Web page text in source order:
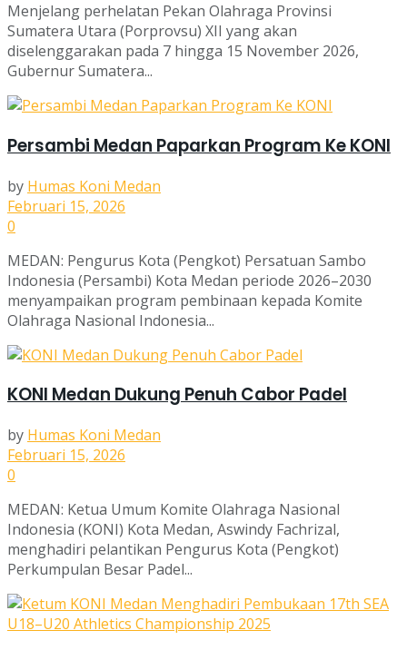
Menjelang perhelatan Pekan Olahraga Provinsi
Sumatera Utara (Porprovsu) XII yang akan
diselenggarakan pada 7 hingga 15 November 2026,
Gubernur Sumatera...
Persambi Medan Paparkan Program Ke KONI
by Humas Koni Medan
Februari 15, 2026
0
MEDAN: Pengurus Kota (Pengkot) Persatuan Sambo
Indonesia (Persambi) Kota Medan periode 2026–2030
menyampaikan program pembinaan kepada Komite
Olahraga Nasional Indonesia...
KONI Medan Dukung Penuh Cabor Padel
by Humas Koni Medan
Februari 15, 2026
0
MEDAN: Ketua Umum Komite Olahraga Nasional
Indonesia (KONI) Kota Medan, Aswindy Fachrizal,
menghadiri pelantikan Pengurus Kota (Pengkot)
Perkumpulan Besar Padel...